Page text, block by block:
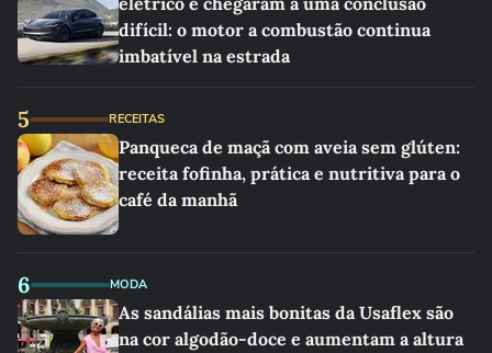
difícil: o motor a combustão continua
imbatível na estrada
5 RECEITAS
Panqueca de maçã com aveia sem glúten:
receita fofinha, prática e nutritiva para o
café da manhã
6 MODA
As sandálias mais bonitas da Usaflex são
na cor algodão-doce e aumentam a altura